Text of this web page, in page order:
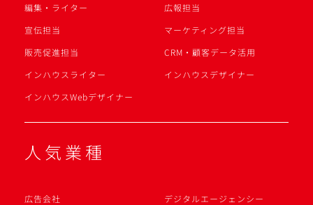
編集・ライター
広報担当
宣伝担当
マーケティング担当
販売促進担当
CRM・顧客データ活用
インハウスライター
インハウスデザイナー
インハウスWebデザイナー
人気業種
広告会社
デジタルエージェンシー